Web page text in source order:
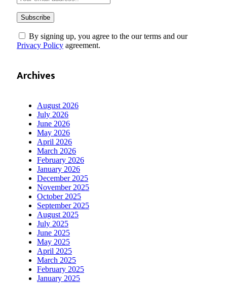
By signing up, you agree to the our terms and our
Privacy Policy agreement.
Archives
August 2026
July 2026
June 2026
May 2026
April 2026
March 2026
February 2026
January 2026
December 2025
November 2025
October 2025
September 2025
August 2025
July 2025
June 2025
May 2025
April 2025
March 2025
February 2025
January 2025